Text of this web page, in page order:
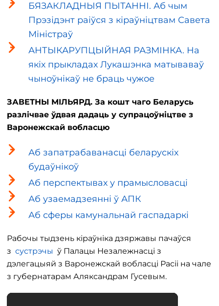
БЯЗАКЛАДНЫЯ ПЫТАННІ. Аб чым
Прэзідэнт раіўся з кіраўніцтвам Савета
Міністраў
АНТЫКАРУПЦЫЙНАЯ РАЗМІНКА. На
якіх прыкладах Лукашэнка матываваў
чыноўнікаў не браць чужое
ЗАВЕТНЫ МІЛЬЯРД. За кошт чаго Беларусь
разлічвае ўдвая дадаць у супрацоўніцтве з
Варонежскай вобласцю
Аб запатрабаванасці беларускіх
будаўнікоў
Аб перспектывах у прамысловасці
Аб узаемадзеянні ў АПК
Аб сферы камунальнай гаспадаркі
Рабочы тыдзень кіраўніка дзяржавы пачаўся
з сустрэчы ў Палацы Незалежнасці з
дэлегацыяй з Варонежскай вобласці Расіі на чале
з губернатарам Аляксандрам Гусевым.